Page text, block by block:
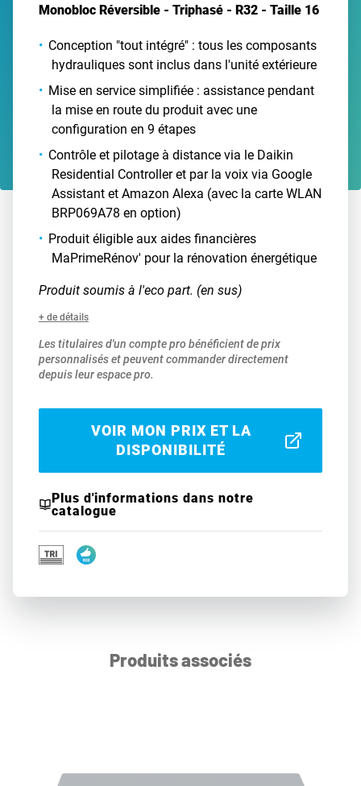
Monobloc Réversible - Triphasé - R32 - Taille 16
Conception "tout intégré" : tous les composants
hydrauliques sont inclus dans l'unité extérieure
Mise en service simplifiée : assistance pendant
la mise en route du produit avec une
configuration en 9 étapes
Contrôle et pilotage à distance via le Daikin
Residential Controller et par la voix via Google
Assistant et Amazon Alexa (avec la carte WLAN
BRP069A78 en option)
Produit éligible aux aides financières
MaPrimeRénov' pour la rénovation énergétique
Produit soumis à l'eco part. (en sus)
+ de détails
Les titulaires d'un compte pro bénéficient de prix
personnalisés et peuvent commander directement
depuis leur espace pro.
VOIR MON PRIX ET LA
DISPONIBILITÉ
Plus d'informations dans notre
catalogue
Produits associés